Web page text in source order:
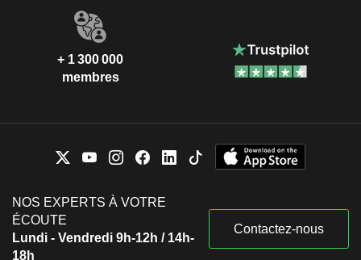
+ 1 300 000
membres
NOS EXPERTS À VOTRE
ÉCOUTE
Lundi - Vendredi 9h-12h / 14h-
18h
Contactez-nous